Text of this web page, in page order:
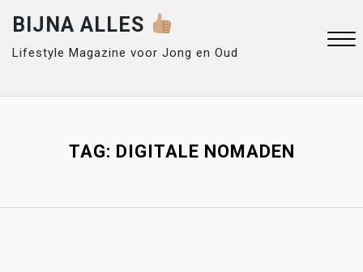
content
BIJNA ALLES
Lifestyle Magazine voor Jong en Oud
TAG: DIGITALE NOMADEN